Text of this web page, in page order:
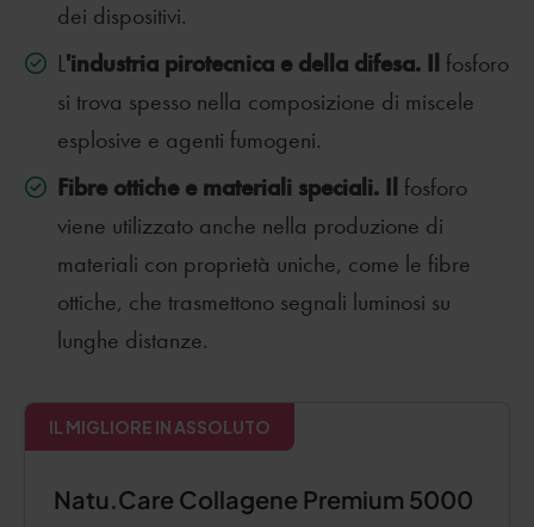
dei dispositivi.
L'industria pirotecnica e della difesa. Il fosforo
si trova spesso nella composizione di miscele
esplosive e agenti fumogeni.
Fibre ottiche e materiali speciali. Il fosforo
viene utilizzato anche nella produzione di
materiali con proprietà uniche, come le fibre
ottiche, che trasmettono segnali luminosi su
lunghe distanze.
IL MIGLIORE IN ASSOLUTO
Natu.Care Collagene Premium 5000